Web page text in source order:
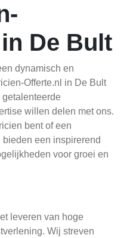
De Bult
dynamisch en
Offerte.nl in De Bult
willen delen met ons.
bent of een
een inspirerend
voor groei en
leveren van hoge
Wij streven